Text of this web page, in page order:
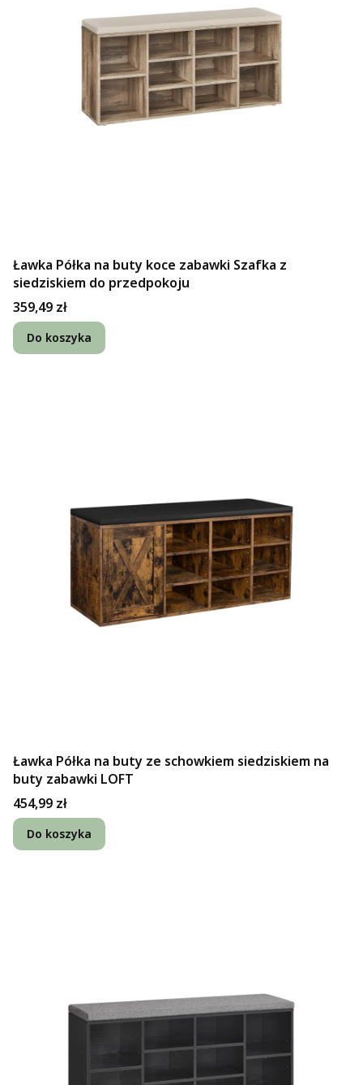
Ławka Półka na buty koce zabawki Szafka z
siedziskiem do przedpokoju
Cena
359,49 zł
Do koszyka
Ławka Półka na buty ze schowkiem siedziskiem na
buty zabawki LOFT
Cena
454,99 zł
Do koszyka